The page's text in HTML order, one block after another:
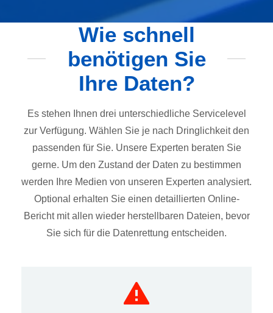
Wie schnell
benötigen Sie
Ihre Daten?
Es stehen Ihnen drei unterschiedliche Servicelevel
zur Verfügung. Wählen Sie je nach Dringlichkeit den
passenden für Sie. Unsere Experten beraten Sie
gerne. Um den Zustand der Daten zu bestimmen
werden Ihre Medien von unseren Experten analysiert.
Optional erhalten Sie einen detaillierten Online-
Bericht mit allen wieder herstellbaren Dateien, bevor
Sie sich für die Datenrettung entscheiden.